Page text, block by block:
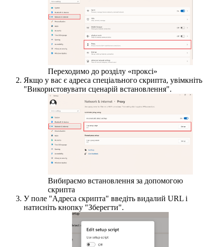
Переходимо до розділу «проксі»
Якщо у вас є адреса спеціального скрипта, увімкніть
"Використовувати сценарій встановлення".
Вибираємо встановлення за допомогою
скрипта
У поле "Адреса скрипта" введіть видалий URL і
натисніть кнопку "Зберегти".